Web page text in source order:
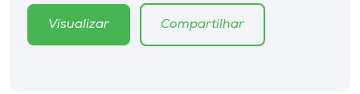
Museu
Visualizar Compartilhar